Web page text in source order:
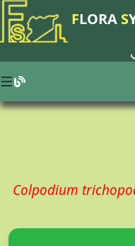
FLORA S
Colpodium